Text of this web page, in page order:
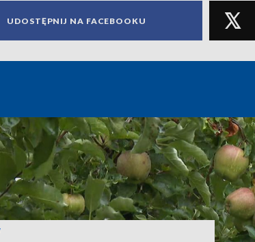
UDOSTĘPNIJ NA FACEBOOKU